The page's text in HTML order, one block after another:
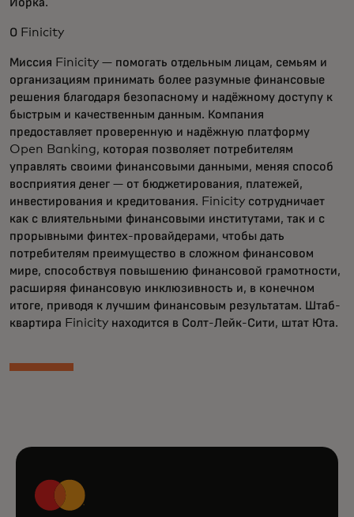
О Finicity
Миссия Finicity — помогать отдельным лицам, семьям и
организациям принимать более разумные финансовые
решения благодаря безопасному и надёжному доступу к
быстрым и качественным данным. Компания
предоставляет проверенную и надёжную платформу
Open Banking, которая позволяет потребителям
управлять своими финансовыми данными, меняя способ
восприятия денег — от бюджетирования, платежей,
инвестирования и кредитования. Finicity сотрудничает
как с влиятельными финансовыми институтами, так и с
прорывными финтех-провайдерами, чтобы дать
потребителям преимущество в сложном финансовом
мире, способствуя повышению финансовой грамотности,
расширяя финансовую инклюзивность и, в конечном
итоге, приводя к лучшим финансовым результатам. Штаб-
квартира Finicity находится в Солт-Лейк-Сити, штат Юта.